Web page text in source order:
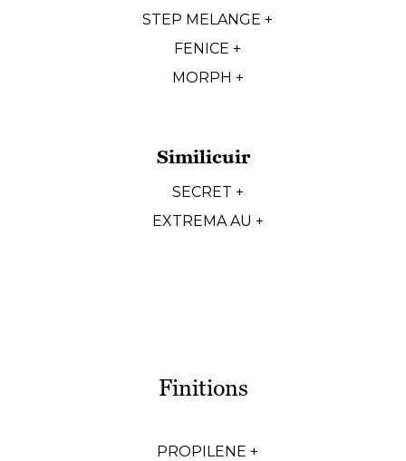
STEP MELANGE +
FENICE +
MORPH +
Similicuir
SECRET +
EXTREMA AU +
Finitions
PROPILENE +